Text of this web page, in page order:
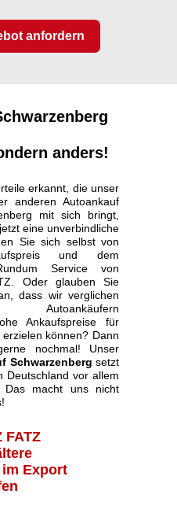
anfordern
anders!
erkannt, die unser
anderen Autoankauf
mit sich bringt,
eine unverbindliche
Sie sich selbst von
und dem
Service von
Oder glauben Sie
dass wir verglichen
Ankaufspreise für
können? Dann
nochmal! Unser
Schwarzenberg setzt
Deutschland vor allem
macht uns nicht
FATZ
Export